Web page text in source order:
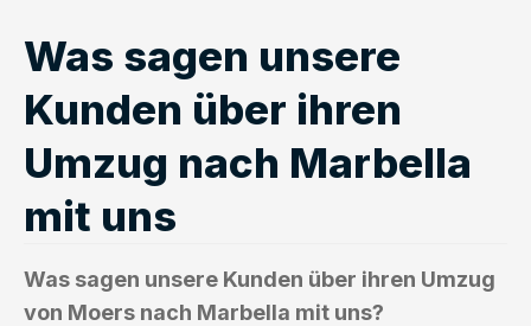
Was sagen unsere
Kunden über ihren
Umzug nach Marbella
mit uns
Was sagen unsere Kunden über ihren Umzug
von Moers nach Marbella mit uns?